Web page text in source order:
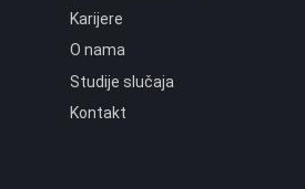
Karijere
O nama
Studije slučaja
Kontakt